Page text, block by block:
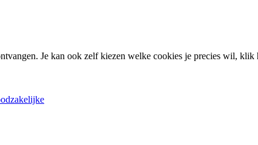
Je kan ook zelf kiezen welke cookies je precies wil,